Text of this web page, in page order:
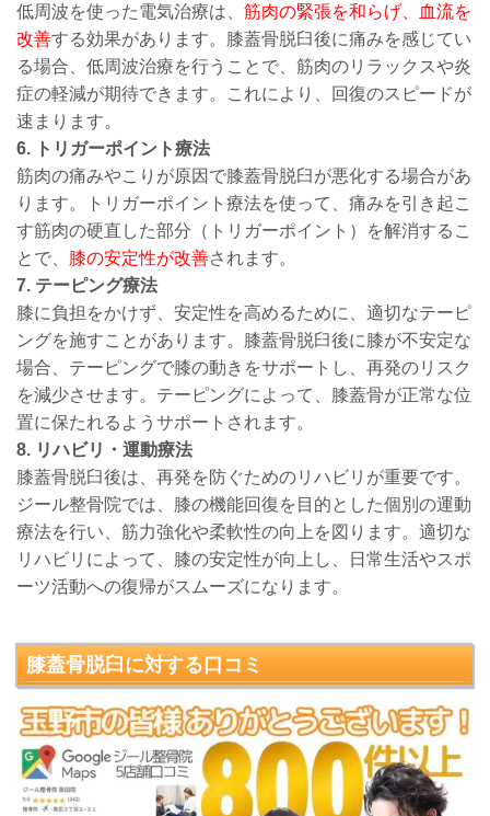
低周波を使った電気治療は、 筋肉の緊張を和らげ、血流を
改善する効果があります。膝蓋骨脱臼後に痛みを感じてい
る場合、低周波治療を行うことで、筋肉のリラックスや炎
症の軽減が期待できます。これにより、回復のスピードが
速まります。
6. トリガーポイント療法
筋肉の痛みやこりが原因で膝蓋骨脱臼が悪化する場合があ
ります。トリガーポイント療法を使って、痛みを引き起こ
す筋肉の硬直した部分（トリガーポイント）を解消するこ
とで、 膝の安定性が改善されます。
7. テーピング療法
膝に負担をかけず、安定性を高めるために、適切なテーピ
ングを施すことがあります。膝蓋骨脱臼後に膝が不安定な
場合、テーピングで膝の動きをサポートし、再発のリスク
を減少させます。テーピングによって、膝蓋骨が正常な位
置に保たれるようサポートされます。
8. リハビリ・運動療法
膝蓋骨脱臼後は、再発を防ぐためのリハビリが重要です。
ジール整骨院では、膝の機能回復を目的とした個別の運動
療法を行い、筋力強化や柔軟性の向上を図ります。適切な
リハビリによって、膝の安定性が向上し、日常生活やスポ
ーツ活動への復帰がスムーズになります。
膝蓋骨脱臼 に対する口コミ